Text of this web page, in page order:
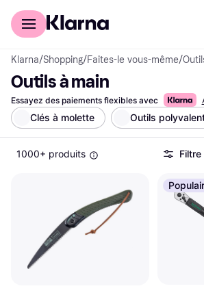
Acheter avec Klarna
Klarna/Shopping/Faites-le vous-même/
Outils à main
Essayez des paiements flexibles avec
Clés à molette Outils
1000+ produits Filtre